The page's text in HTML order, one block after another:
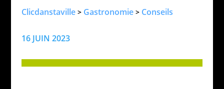
Clicdanstaville> Gastronomie> Conseils
16 JUIN 2023